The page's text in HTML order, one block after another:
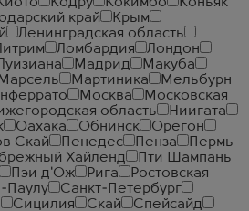
край
Крым
Ленинградская область
Ломбардия
Лондон
Мадрид
Макуба
Марсель Мартиника
Мельбурн
Москва
Московская
область
Ниигата
Оахака Обнинск
Орегон
Скай Пенедес Пенза
Пермь
Хайленд
Пти Шампань
Пэи д'Ож Рига
Ростовская
Паулу
Санкт-Петербург
Сицилия Скай
Спейсайд